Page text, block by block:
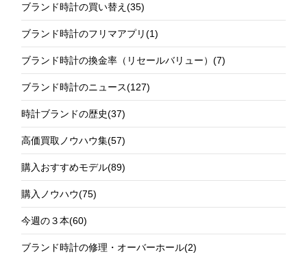
ブランド時計の買い替え(35)
ブランド時計のフリマアプリ(1)
ブランド時計の換金率（リセールバリュー）(7)
ブランド時計のニュース(127)
時計ブランドの歴史(37)
高価買取ノウハウ集(57)
購入おすすめモデル(89)
購入ノウハウ(75)
今週の３本(60)
ブランド時計の修理・オーバーホール(2)